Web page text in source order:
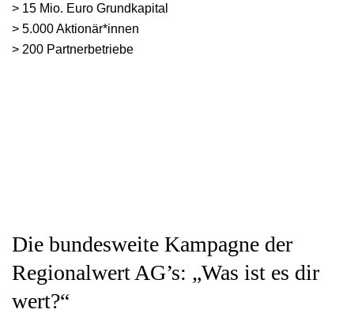
> 15 Mio. Euro Grundkapital
> 5.000 Aktionär*innen
> 200 Partnerbetriebe
Die bundesweite Kampagne der
Regionalwert AG’s: „Was ist es dir
wert?“